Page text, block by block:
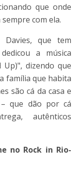
que onde
com ela.
que tem
a música
dizendo que
família que habita
são cá da casa e
que dão por cá
autênticos
no Rock in Rio-